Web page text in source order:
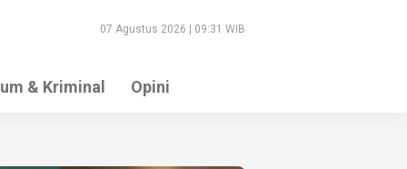
07 Agustus 2026 | 09:31 WIB
& Kriminal Opini